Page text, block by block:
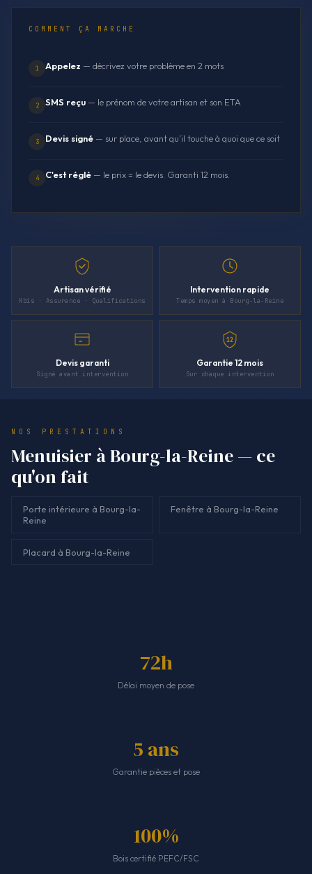
COMMENT ÇA MARCHE
1 Appelez — décrivez votre problème en 2 mots
2 SMS reçu — le prénom de votre artisan et son ETA
3 Devis signé — sur place, avant qu'il touche à quoi que ce soit
4 C'est réglé — le prix = le devis. Garanti 12 mois.
Artisan vérifié
Kbis · Assurance · Qualifications
Intervention rapide
Temps moyen à Bourg-la-Reine
Devis garanti
Signé avant intervention
12
Garantie 12 mois
Sur chaque intervention
NOS PRESTATIONS
Menuisier à Bourg-la-Reine — ce
qu'on fait
Porte intérieure à Bourg-la-
Reine
Fenêtre à Bourg-la-Reine
Placard à Bourg-la-Reine
72h
Délai moyen de pose
5 ans
Garantie pièces et pose
100%
Bois certifié PEFC/FSC